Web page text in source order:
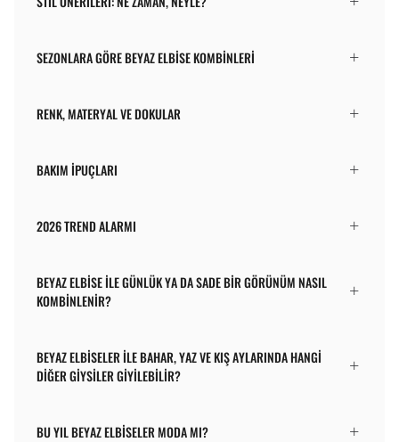
SEZONLARA GÖRE BEYAZ ELBISE KOMBINLERI
RENK, MATERYAL VE DOKULAR
BAKIM İPUÇLARI
2026 TREND ALARMI
BEYAZ ELBISE ILE GÜNLÜK YA DA SADE BIR GÖRÜNÜM NASIL
KOMBINLENIR?
BEYAZ ELBISELER ILE BAHAR, YAZ VE KIŞ AYLARINDA HANGI
DIĞER GIYSILER GIYILEBILIR?
BU YIL BEYAZ ELBISELER MODA MI?